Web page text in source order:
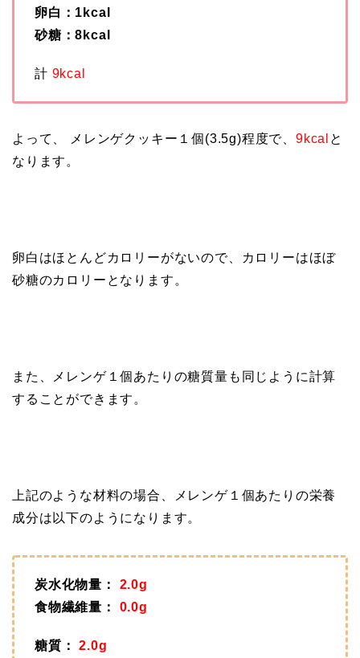
卵白：1kcal
砂糖：8kcal
計 9kcal
よって、 メレンゲクッキー１個(3.5g)程度で、 9kcal と
なります。
卵白はほとんどカロリーがないので、カロリーはほぼ
砂糖のカロリーとなります。
また、メレンゲ１個あたりの糖質量も同じように計算
することができます。
上記のような材料の場合、メレンゲ１個あたりの栄養
成分は以下のようになります。
炭水化物量：
2.0g
食物繊維量：
0.0g
糖質： 2.0g